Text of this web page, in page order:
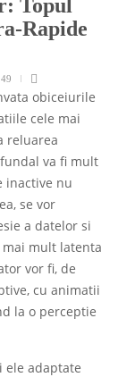
Topul
Rapide
49
obiceiurile
cele mai
reluarea
va fi mult
inactive nu
se vor
a datelor si
mult latenta
vor fi, de
cu animatii
la o perceptie
ele adaptate